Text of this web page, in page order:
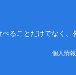
べることだけでなく
個人情